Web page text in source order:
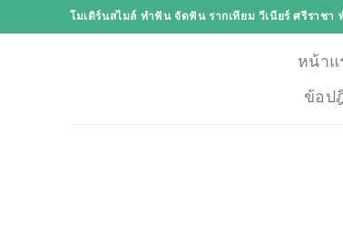
to
โมเดิร์นสไมล์ ทำฟัน จัดฟัน รากเทียม วีเนียร์ ศรีราชา
หน้าแ
ข้อป